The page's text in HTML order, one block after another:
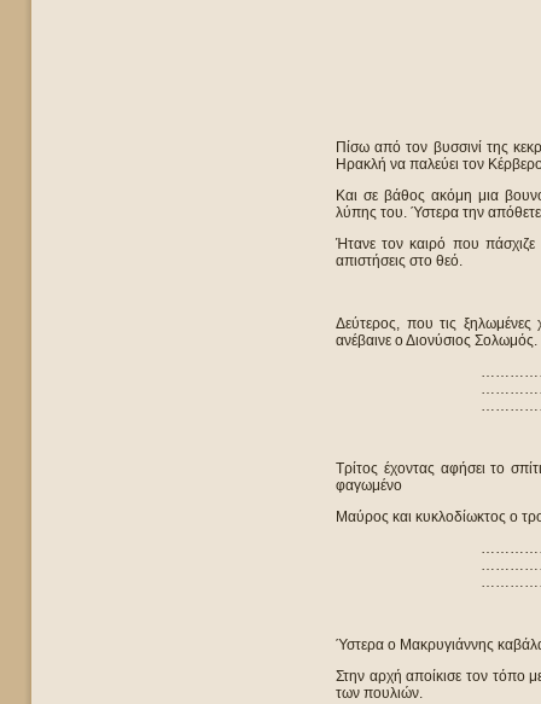
Πίσω από τον βυσσινί της
Ηρακλή να παλεύει τον
Και σε βάθος ακόμη μια
λύπης του. Ύστερα την
Ήτανε τον καιρό που
απιστήσεις στο θεό.
Δεύτερος, που τις
ανέβαινε ο Διονύσιος Σολωμός.
Τρίτος έχοντας αφήσει το
φαγωμένο
Μαύρος και κυκλοδίωκτος ο
Ύστερα ο Μακρυγιάννης
Στην αρχή αποίκισε τον τόπο
των πουλιών.